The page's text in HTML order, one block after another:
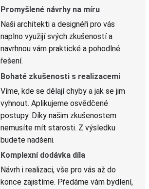
Promyšlené návrhy na míru
Naši architekti a designéři pro vás
naplno využijí svých zkušeností a
navrhnou vám praktické a pohodlné
řešení.
Bohaté zkušenosti s realizacemi
Víme, kde se dělají chyby a jak se jim
vyhnout. Aplikujeme osvědčené
postupy. Díky našim zkušenostem
nemusíte mít starosti. Z výsledku
budete nadšeni.
Komplexní dodávka díla
Návrh i realizaci, vše pro vás až do
konce zajistíme. Předáme vám bydlení,